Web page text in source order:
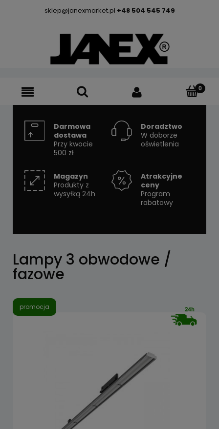
sklep@janexmarket.pl +48 504 545 749
Darmowa
dostawa
Przy kwocie
500 zł
Doradztwo
W doborze
oświetlenia
Magazyn
Produkty z
wysyłką 24h
Atrakcyjne
ceny
Program
rabatowy
Lampy 3 obwodowe /
fazowe
promocja